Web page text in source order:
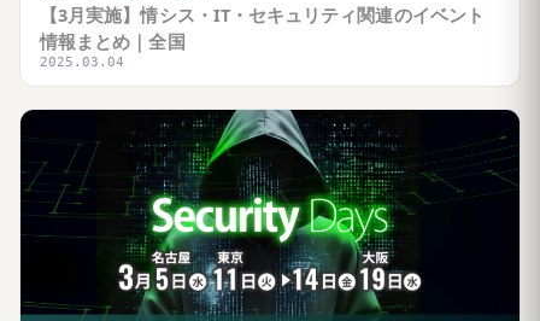
【3月実施】情シス・IT・セキュリティ関連のイベント
情報まとめ｜全国
2025.03.04